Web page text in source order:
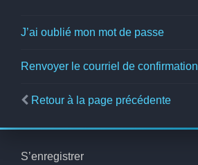
J’ai oublié mon mot de passe
Renvoyer le courriel de confirmation
Retour à la page précédente
S’enregistrer